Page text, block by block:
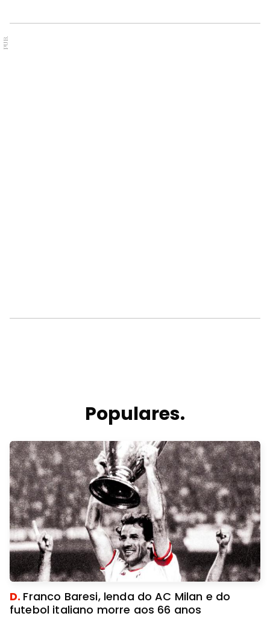
PUB.
Populares.
D. Franco Baresi, lenda do AC Milan e do
futebol italiano morre aos 66 anos